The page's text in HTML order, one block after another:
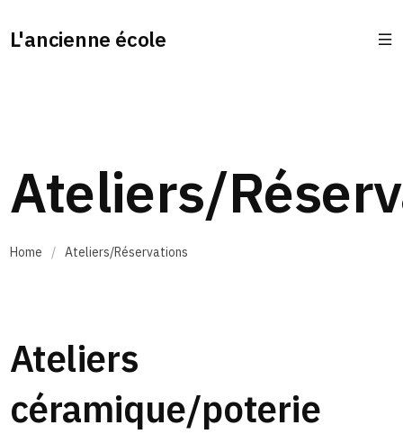
L'ancienne école
Ateliers/
Home / Ateliers/Réservations
Ateliers
céramique/poterie